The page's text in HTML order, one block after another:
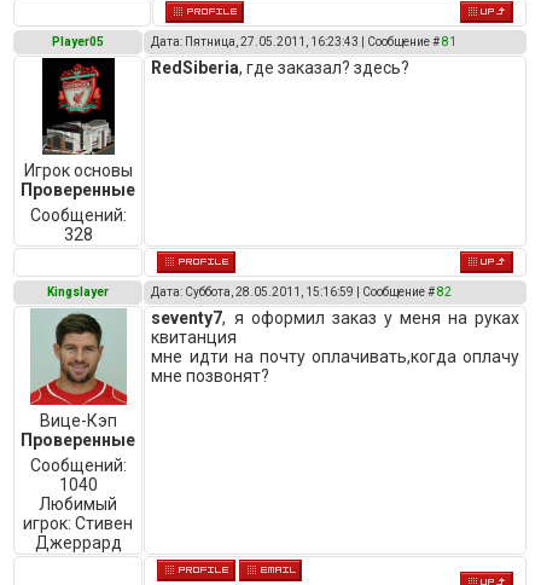
Player05 Дата: Пятница, 27.05.2011, 16:23:43 | Сообщение #81
Игрок основы
Проверенные
Сообщений:
328
RedSiberia, где заказал? здесь?
Kingslayer Дата: Суббота, 28.05.2011, 15:16:59 | Сообщение #82
Вице-Кэп
Проверенные
Сообщений:
1040
Любимый
игрок:Стивен
Джеррард
seventy7, я оформил заказ у меня на руках
квитанция
мне идти на почту оплачивать,когда оплачу
мне позвонят?